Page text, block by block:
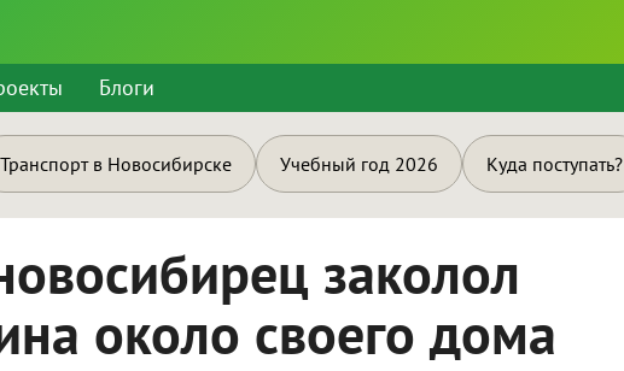
Блоги
Транспорт в Новосибирске Учебный год 2026 Куда поступать?
заколол
около своего дома